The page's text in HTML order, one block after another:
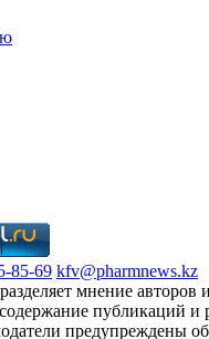
85-69 kfv@pharmnews.kz
мнение авторов
содержание публикаций
предупреждены об